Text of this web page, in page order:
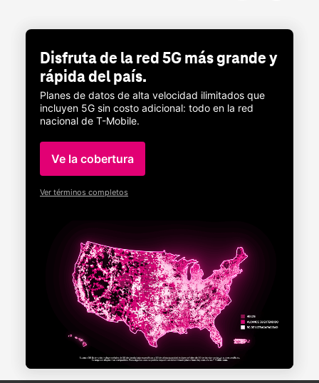
Disfruta de la red 5G más grande y
rápida del país.
Planes de datos de alta velocidad ilimitados que
incluyen 5G sin costo adicional: todo en la red
nacional de T-Mobile.
Ve la cobertura
Ver términos completos